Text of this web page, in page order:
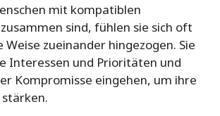
mit kompatiblen
sind, fühlen sie sich oft
zueinander hingezogen. Sie
Interessen und Prioritäten und
Kompromisse eingehen, um ihre
stärken.